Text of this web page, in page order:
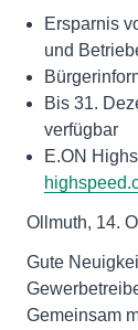
Ersparnis
und
Bis 31.
verfügbar
E.ON
Ollmuth, 14.
Gute
Gemeinsam